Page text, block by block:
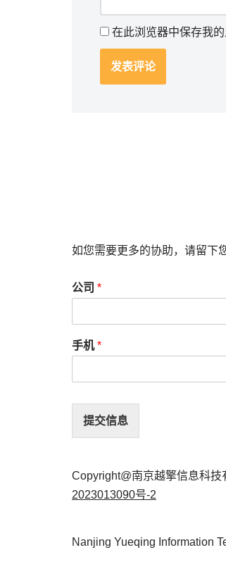
在此浏览器中保存我
如您需要更多的协助，请留下
公司 *
手机*
提交信息
Copyright@南京越擎信息科技
2023013090号-2
Nanjing Yueqing Information